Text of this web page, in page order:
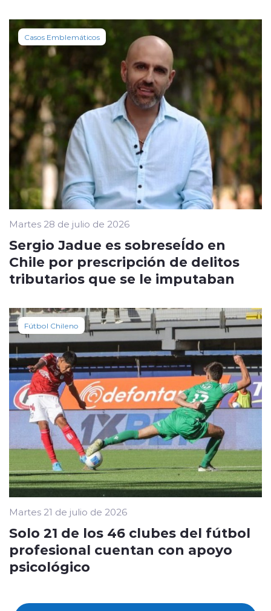
Casos Emblemáticos
Martes 28 de julio de 2026
Sergio Jadue es sobreseÍdo en
Chile por prescripción de delitos
tributarios que se le imputaban
Fútbol Chileno
Martes 21 de julio de 2026
Solo 21 de los 46 clubes del fútbol
profesional cuentan con apoyo
psicológico